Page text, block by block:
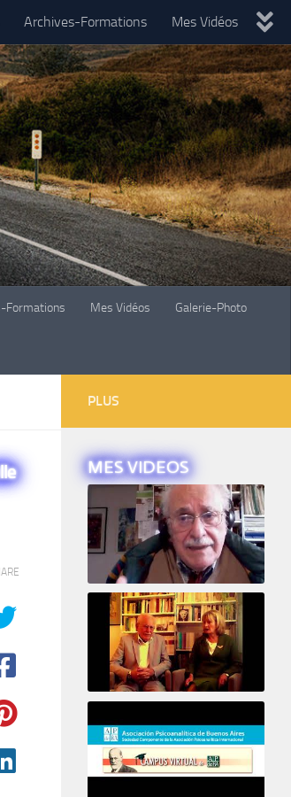
Archives-Formations Mes Vidéos
Formations Mes Vidéos Galerie-Photo
PLUS
MES VIDEOS
Intervista ad Alberto Eiguer
16e COLLOQUE de la STFPIF 20 et 21 Janvier 2018